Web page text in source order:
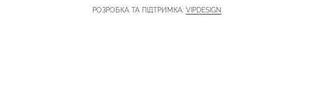
РОЗРОБКА ТА ПІДТРИМКА: VIPDESIGN